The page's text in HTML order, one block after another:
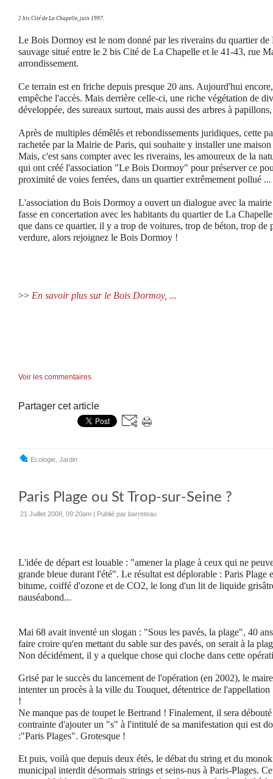
2 bis Cité de La Chapelle, juin 1997.
Le Bois Dormoy est le nom donné par les riverains du quartier de
sauvage situé entre le 2 bis Cité de La Chapelle et le 41-43, rue
arrondissement.
Ce terrain est en friche depuis presque 20 ans. Aujourd'hui
empêche l'accès. Mais derrière celle-ci, une riche végétation de
développée, des sureaux surtout, mais aussi des arbres à
Après de multiples démêlés et rebondissements juridiques, cette
rachetée par la Mairie de Paris, qui souhaite y installer une
Mais, c'est sans compter avec les riverains, les amoureux de la
qui ont créé l'association "Le Bois Dormoy" pour préserver ce
proximité de voies ferrées, dans un quartier extrêmement pollué ...
L'association du Bois Dormoy a ouvert un dialogue avec la
fasse en concertation avec les habitants du quartier de La
que dans ce quartier, il y a trop de voitures, trop de béton, trop de
verdure, alors rejoignez le Bois Dormoy !
>> En savoir plus sur le Bois Dormoy, ...
Voir les commentaires
Partager cet article
Ecologie Jardin
Paris Plage ou St Trop-sur-Seine ?
21 Juillet 2008, 09:20am | Publié par barreteau
L'idée de départ est louable : "amener la plage à ceux qui ne
grande bleue durant l'été". Le résultat est déplorable : Paris Plage
bitume, coiffé d'ozone et de CO2, le long d'un lit de liquide
nauséabond...
Mai 68 avait inventé un slogan : "Sous les pavés, la plage", 40
faire croire qu'en mettant du sable sur des pavés, on serait à la
Non décidément, il y a quelque chose qui cloche dans cette
Grisé par le succès du lancement de l'opération (en 2002), le
intenter un procès à la ville du Touquet, détentrice de
!
Ne manque pas de toupet le Bertrand ! Finalement, il sera
contrainte d'ajouter un "s" à l'intitulé de sa manifestation qui est
:"Paris Plages". Grotesque !
Et puis, voilà que depuis deux étés, le débat du string et du
municipal interdit désormais strings et seins-nus à Paris-Plages.